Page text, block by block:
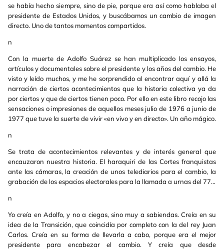
se había hecho siempre, sino de pie, porque era así como hablaba el
presidente de Estados Unidos, y buscábamos un cambio de imagen
directo. Uno de tantos momentos compartidos.
n
Con la muerte de Adolfo Suárez se han multiplicado los ensayos,
artículos y documentales sobre el presidente y los años del cambio. He
visto y leído muchos, y me he sorprendido al encontrar aquí y allá la
narración de ciertos acontecimientos que la historia colectiva ya da
por ciertos y que de ciertos tienen poco. Por ello en este libro recojo las
sensaciones o impresiones de aquellos meses julio de 1976 a junio de
1977 que tuve la suerte de vivir «en vivo y en directo». Un año mágico.
n
Se trata de acontecimientos relevantes y de interés general que
encauzaron nuestra historia. El haraquiri de las Cortes franquistas
ante las cámaras, la creación de unos telediarios para el cambio, la
grabación de los espacios electorales para la llamada a urnas del 77…
n
Yo creía en Adolfo, y no a ciegas, sino muy a sabiendas. Creía en su
idea de la Transición, que coincidía por completo con la del rey Juan
Carlos. Creía en su forma de llevarla a cabo, porque era el mejor
presidente para encabezar el cambio. Y creía que desde